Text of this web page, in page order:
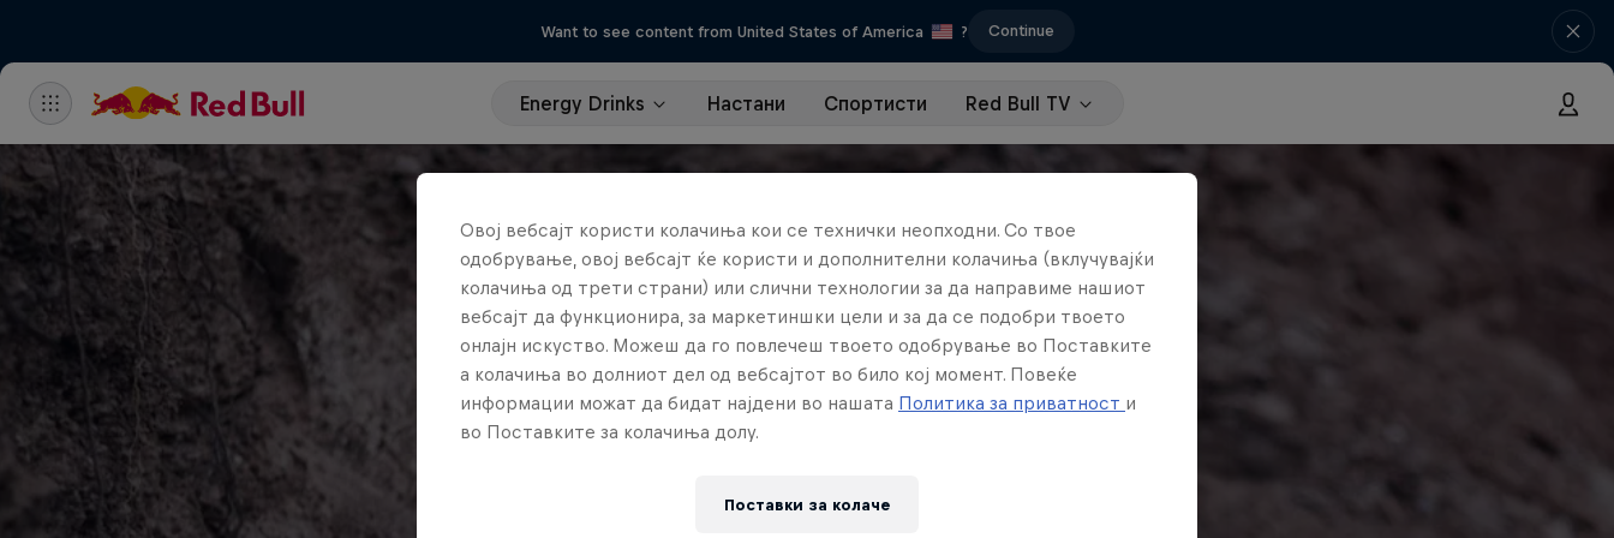
Want to see content from United States of America ? Continue
Energy Drinks Настани Спортисти Red Bull TV
Овој вебсајт користи колачиња кои се технички неопходни. Со твое
одобрување, овој вебсајт ќе користи и дополнителни колачиња (вклучувајќи
колачиња од трети страни) или слични технологии за да направиме нашиот
вебсајт да функционира, за маркетиншки цели и за да се подобри твоето
онлајн искуство. Можеш да го повлечеш твоето одобрување во Поставките
а колачиња во долниот дел од вебсајтот во било кој момент. Повеќе
информации можат да бидат најдени во нашата Политика за приватност и
во Поставките за колачиња долу.
Поставки за колачe